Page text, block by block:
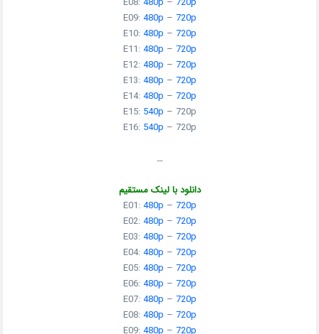
E09:480p – 720p
E10:480p – 720p
E11:480p – 720p
E12:480p – 720p
E13:480p – 720p
E14:480p – 720p
E15: 540p – 720p
E16: 540p – 720p
…
دانلود با لینک مستقیم
E01:480p – 720p
E02:480p – 720p
E03:480p – 720p
E04:480p – 720p
E05:480p – 720p
E06:480p – 720p
E07:480p – 720p
E08:480p – 720p
E09:480p – 720p